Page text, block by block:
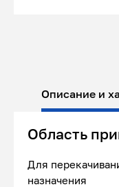
Описание и
Область
Для
назначения